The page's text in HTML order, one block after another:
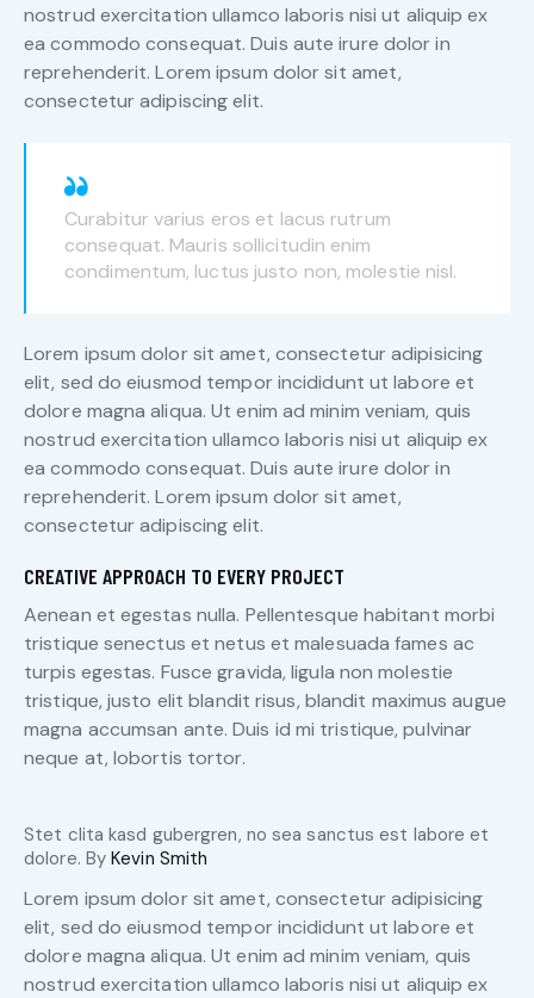
nostrud exercitation ullamco laboris nisi ut aliquip ex
ea commodo consequat. Duis aute irure dolor in
reprehenderit. Lorem ipsum dolor sit amet,
consectetur adipiscing elit.
Curabitur varius eros et lacus rutrum
consequat. Mauris sollicitudin enim
condimentum, luctus justo non, molestie nisl.
Lorem ipsum dolor sit amet, consectetur adipisicing
elit, sed do eiusmod tempor incididunt ut labore et
dolore magna aliqua. Ut enim ad minim veniam, quis
nostrud exercitation ullamco laboris nisi ut aliquip ex
ea commodo consequat. Duis aute irure dolor in
reprehenderit. Lorem ipsum dolor sit amet,
consectetur adipiscing elit.
CREATIVE APPROACH TO EVERY PROJECT
Aenean et egestas nulla. Pellentesque habitant morbi
tristique senectus et netus et malesuada fames ac
turpis egestas. Fusce gravida, ligula non molestie
tristique, justo elit blandit risus, blandit maximus augue
magna accumsan ante. Duis id mi tristique, pulvinar
neque at, lobortis tortor.
Stet clita kasd gubergren, no sea sanctus est labore et
dolore. ByKevin Smith
Lorem ipsum dolor sit amet, consectetur adipisicing
elit, sed do eiusmod tempor incididunt ut labore et
dolore magna aliqua. Ut enim ad minim veniam, quis
nostrud exercitation ullamco laboris nisi ut aliquip ex